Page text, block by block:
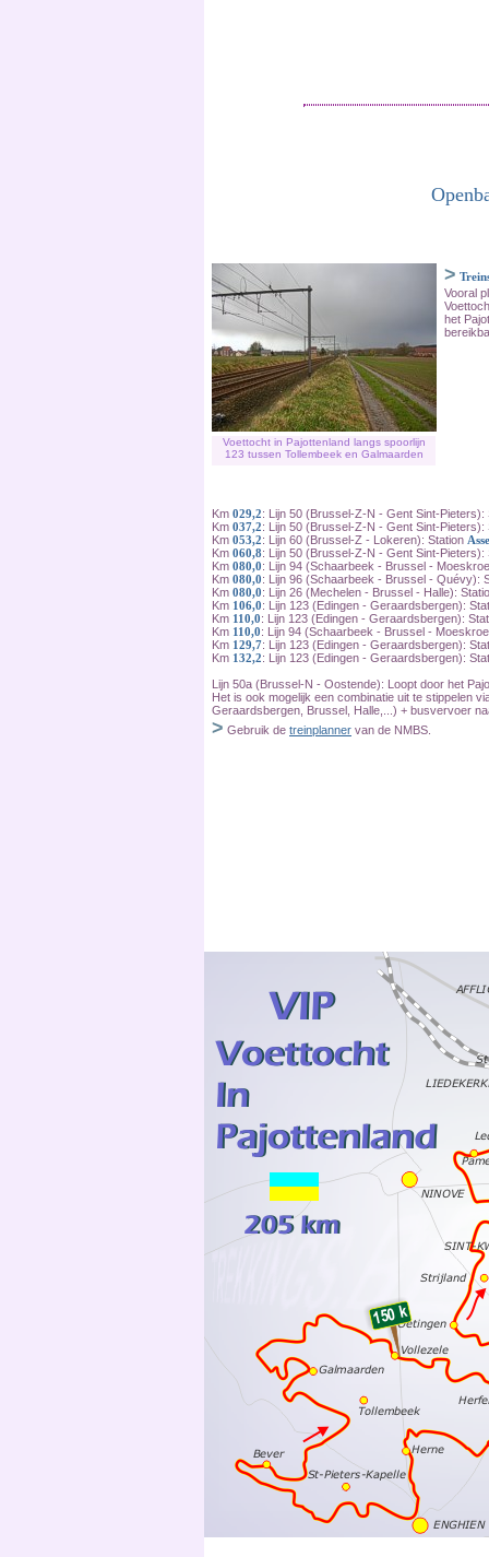
>
Vooral
het
Km 029,2: Lijn 50 (Brussel-Z-N - Gent Sint-Pieters):
Km 037,2: Lijn 50 (Brussel-Z-N - Gent Sint-Pieters):
Km 053,2: Lijn 60 (Brussel-Z - Lokeren): Station Asse
Km 060,8: Lijn 50 (Brussel-Z-N - Gent Sint-Pieters):
Km 080,0: Lijn 94 (Schaarbeek - Brussel -
Km 080,0: Lijn 96 (Schaarbeek - Brussel - Quévy):
Km 080,0: Lijn 26 (Mechelen - Brussel - Halle):
Km 106,0: Lijn 123 (Edingen - Geraardsbergen):
Km 110,0: Lijn 123 (Edingen - Geraardsbergen):
Km 110,0: Lijn 94 (Schaarbeek - Brussel -
Km 129,7: Lijn 123 (Edingen - Geraardsbergen):
Km 132,2: Lijn 123 (Edingen - Geraardsbergen):
Lijn 50a (Brussel-N - Oostende): Loopt door het
Het is ook mogelijk een combinatie uit te stippelen
Geraardsbergen, Brussel, Halle,...) + busvervoer
> Gebruik de treinplanner van de NMBS.
Voettocht in Pajottenland langs spoorlijn
123 tussen Tollembeek en Galmaarden